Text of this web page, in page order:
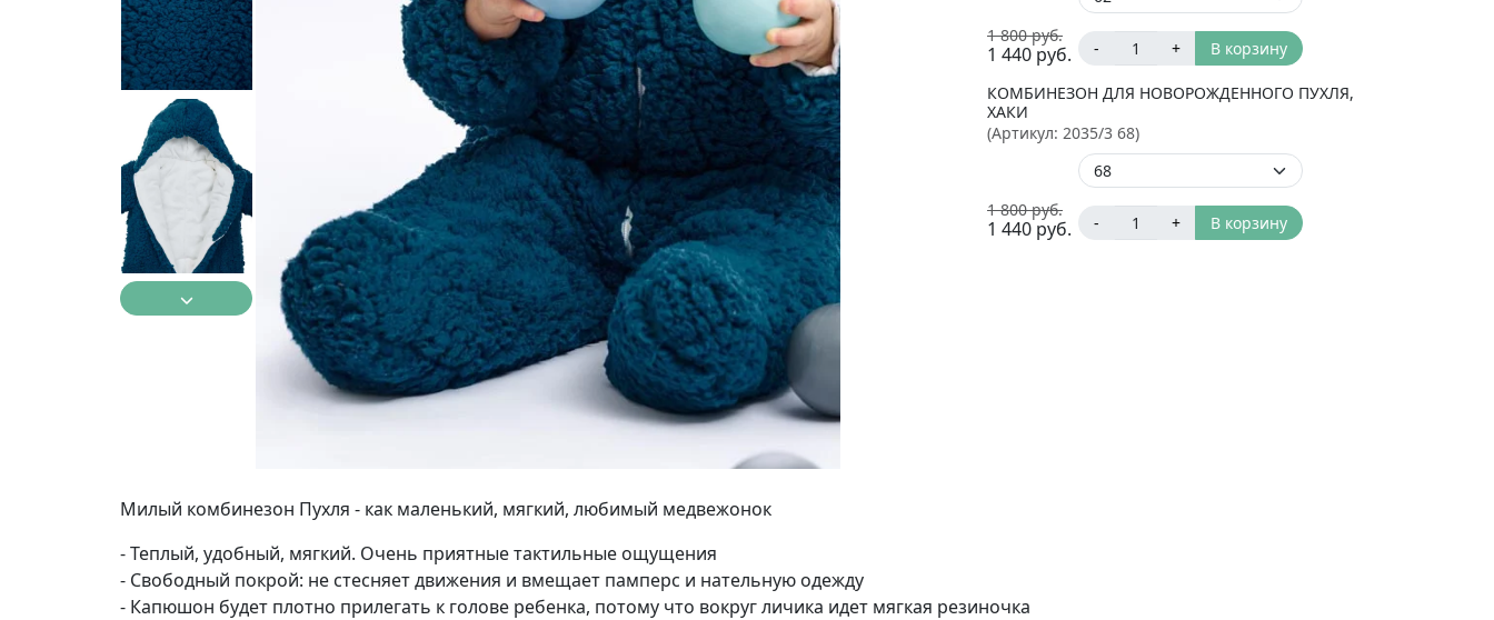
1 800руб.
1 440 руб. - + В корзину
КОМБИНЕЗОН ДЛЯ НОВОРОЖДЕННОГО ПУХЛЯ,
ХАКИ
(Артикул: 2035/3 68)
1 800руб.
1 440 руб. - + В корзину
Милый комбинезон Пухля - как маленький, мягкий, любимый медвежонок
- Теплый, удобный, мягкий. Очень приятные тактильные ощущения
- Свободный покрой: не стесняет движения и вмещает памперс и нательную одежду
- Капюшон будет плотно прилегать к голове ребенка, потому что вокруг личика идет мягкая резиночка